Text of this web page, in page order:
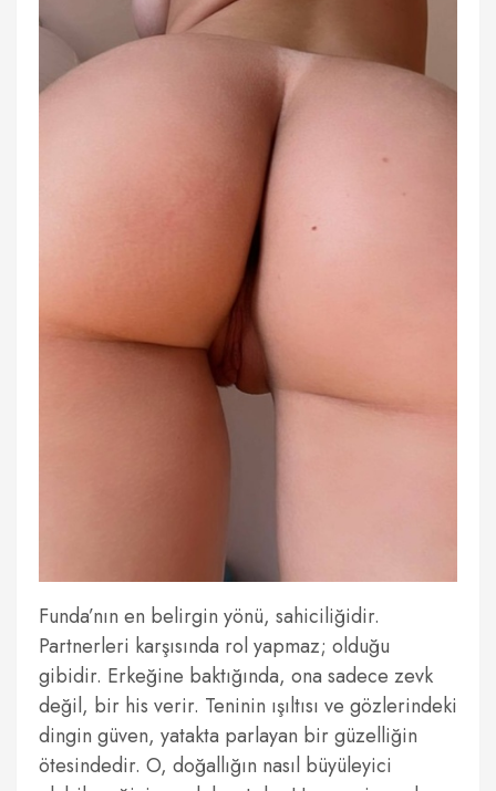
Funda’nın en belirgin yönü, sahiciliğidir.
Partnerleri karşısında rol yapmaz; olduğu
gibidir. Erkeğine baktığında, ona sadece zevk
değil, bir his verir. Teninin ışıltısı ve gözlerindeki
dingin güven, yatakta parlayan bir güzelliğin
ötesindedir. O, doğallığın nasıl büyüleyici